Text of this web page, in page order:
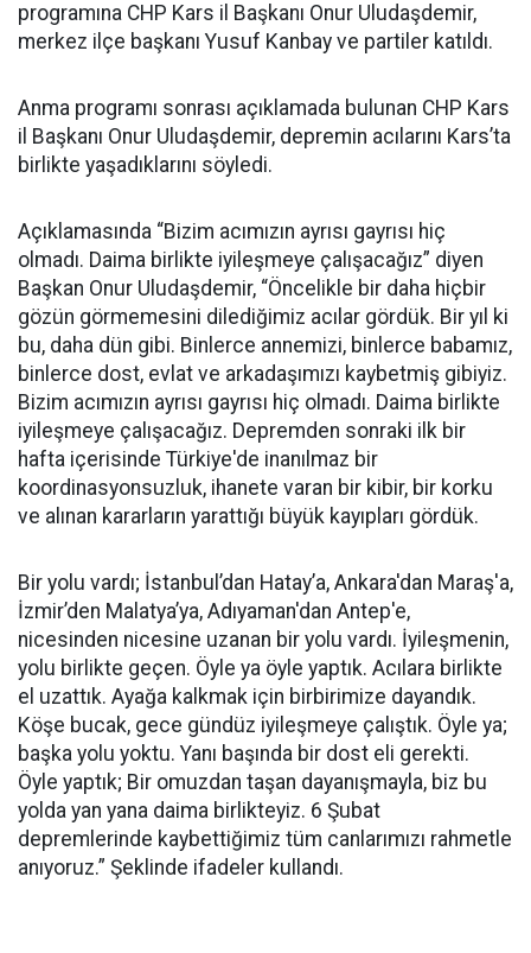
programına CHP Kars il Başkanı Onur Uludaşdemir,
merkez ilçe başkanı Yusuf Kanbay ve partiler katıldı.
Anma programı sonrası açıklamada bulunan CHP Kars
il Başkanı Onur Uludaşdemir, depremin acılarını Kars’ta
birlikte yaşadıklarını söyledi.
Açıklamasında “Bizim acımızın ayrısı gayrısı hiç
olmadı. Daima birlikte iyileşmeye çalışacağız” diyen
Başkan Onur Uludaşdemir, “Öncelikle bir daha hiçbir
gözün görmemesini dilediğimiz acılar gördük. Bir yıl ki
bu, daha dün gibi. Binlerce annemizi, binlerce babamız,
binlerce dost, evlat ve arkadaşımızı kaybetmiş gibiyiz.
Bizim acımızın ayrısı gayrısı hiç olmadı. Daima birlikte
iyileşmeye çalışacağız. Depremden sonraki ilk bir
hafta içerisinde Türkiye'de inanılmaz bir
koordinasyonsuzluk, ihanete varan bir kibir, bir korku
ve alınan kararların yarattığı büyük kayıpları gördük.
Bir yolu vardı; İstanbul’dan Hatay’a, Ankara'dan Maraş'a,
İzmir’den Malatya’ya, Adıyaman'dan Antep'e,
nicesinden nicesine uzanan bir yolu vardı. İyileşmenin,
yolu birlikte geçen. Öyle ya öyle yaptık. Acılara birlikte
el uzattık. Ayağa kalkmak için birbirimize dayandık.
Köşe bucak, gece gündüz iyileşmeye çalıştık. Öyle ya;
başka yolu yoktu. Yanı başında bir dost eli gerekti.
Öyle yaptık; Bir omuzdan taşan dayanışmayla, biz bu
yolda yan yana daima birlikteyiz. 6 Şubat
depremlerinde kaybettiğimiz tüm canlarımızı rahmetle
anıyoruz.” Şeklinde ifadeler kullandı.